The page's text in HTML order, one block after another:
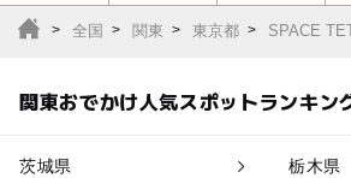
全国 関東 東京都 SPACE
関東おでかけ人気スポットランキン
茨城県 栃木県